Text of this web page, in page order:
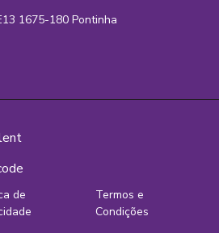
1675-180 Pontinha
de
Termos e
Condições